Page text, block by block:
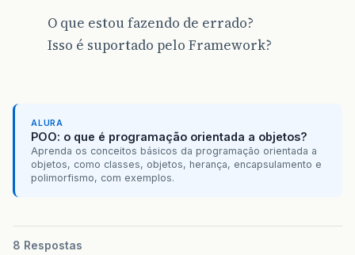
O que estou fazendo de errado?
Isso é suportado pelo Framework?
ALURA
POO: o que é programação orientada a objetos?
Aprenda os conceitos básicos da programação orientada a
objetos, como classes, objetos, herança, encapsulamento e
polimorfismo, com exemplos.
8 Respostas